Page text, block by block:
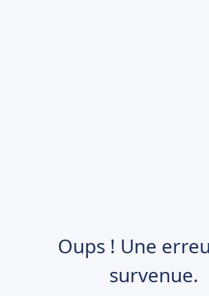
Oups ! Une
survenue.